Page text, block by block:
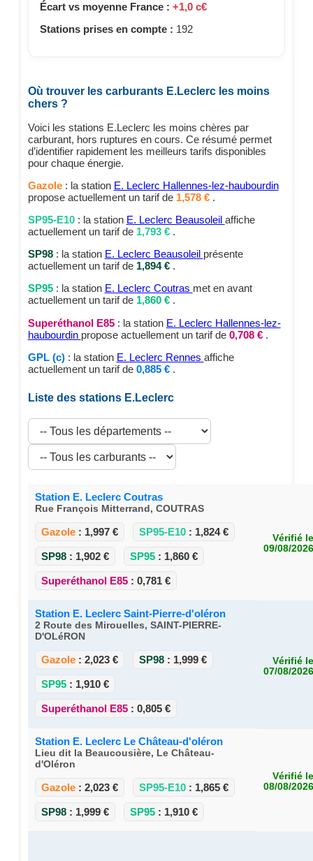
Écart vs moyenne France : +1,0 c€
Stations prises en compte : 192
Où trouver les carburants E.Leclerc les moins
chers ?
Voici les stations E.Leclerc les moins chères par
carburant, hors ruptures en cours. Ce résumé permet
d’identifier rapidement les meilleurs tarifs disponibles
pour chaque énergie.
Gazole : la station E. Leclerc Hallennes-lez-haubourdin
propose actuellement un tarif de 1,578 € .
SP95-E10 : la station E. Leclerc Beausoleil affiche
actuellement un tarif de 1,793 € .
SP98 : la station E. Leclerc Beausoleil présente
actuellement un tarif de 1,894 € .
SP95 : la station E. Leclerc Coutras met en avant
actuellement un tarif de 1,860 € .
Superéthanol E85 : la station E. Leclerc Hallennes-lez-
haubourdin propose actuellement un tarif de 0,708 € .
GPL (c) : la station E. Leclerc Rennes affiche
actuellement un tarif de 0,885 € .
Liste des stations E.Leclerc
Station E. Leclerc Coutras
Rue François Mitterrand, COUTRAS
Gazole : 1,997 € SP95-E10 : 1,824 €
SP98 : 1,902 € SP95 : 1,860 €
Superéthanol E85 : 0,781 €
Vérifié le
09/08/2026
Station E. Leclerc Saint-Pierre-d'oléron
2 Route des Mirouelles, SAINT-PIERRE-
D'OLéRON
Gazole : 2,023 € SP98 : 1,999 €
SP95 : 1,910 €
Superéthanol E85 : 0,805 €
Vérifié le
07/08/2026
Station E. Leclerc Le Château-d'oléron
Lieu dit la Beaucousière, Le Château-
d'Oléron
Gazole : 2,023 € SP95-E10 : 1,865 €
SP98 : 1,999 € SP95 : 1,910 €
Vérifié le
08/08/2026